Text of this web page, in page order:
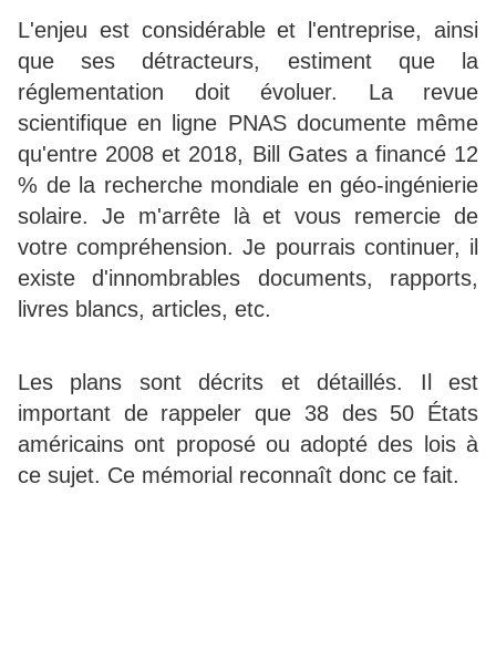
L'enjeu est considérable et l'entreprise, ainsi
que ses détracteurs, estiment que la
réglementation doit évoluer. La revue
scientifique en ligne PNAS documente même
qu'entre 2008 et 2018, Bill Gates a financé 12
% de la recherche mondiale en géo-ingénierie
solaire. Je m'arrête là et vous remercie de
votre compréhension. Je pourrais continuer, il
existe d'innombrables documents, rapports,
livres blancs, articles, etc.
Les plans sont décrits et détaillés. Il est
important de rappeler que 38 des 50 États
américains ont proposé ou adopté des lois à
ce sujet. Ce mémorial reconnaît donc ce fait.